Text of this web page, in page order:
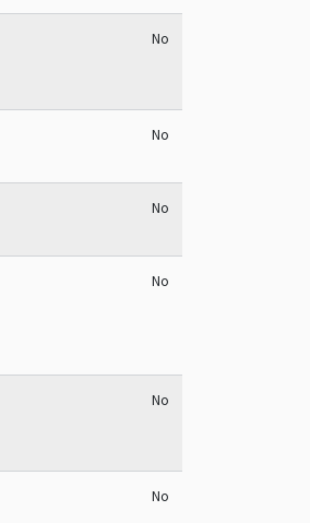
No
No
No
No
No
No